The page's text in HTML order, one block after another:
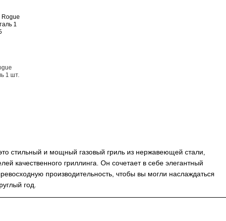
1 шт.
стильный и мощный газовый гриль из нержавеющей стали,
качественного гриллинга. Он сочетает в себе элегантный
производительность, чтобы вы могли наслаждаться
год.